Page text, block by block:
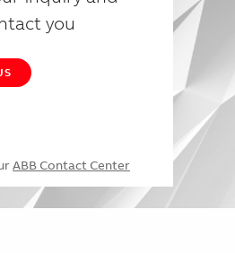
you
ABB Contact Center